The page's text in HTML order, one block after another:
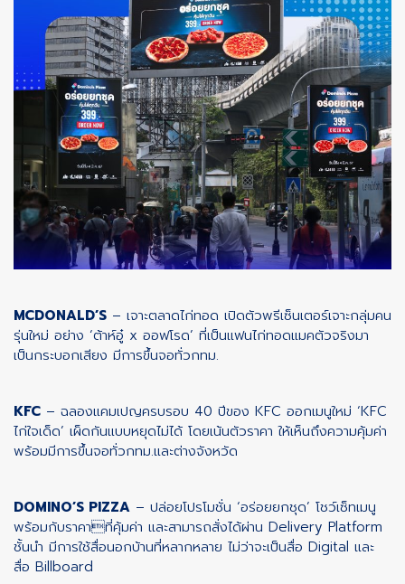
MCDONALD’S – เจาะตลาดไก่ทอด เปิดตัวพรีเซ็นเตอร์เจาะกลุ่มคน
รุ่นใหม่ อย่าง ‘ต้าห์อู๋ x ออฟโรด’ ที่เป็นแฟนไก่ทอดแมคตัวจริงมา
เป็นกระบอกเสียง มีการขึ้นจอทั่วกทม.
KFC – ฉลองแคมเปญครบรอบ 40 ปีของ KFC ออกเมนูใหม่ ‘KFC
ไก่ใจเด็ด’ เผ็ดกันแบบหยุดไม่ได้ โดยเน้นตัวราคา ให้เห็นถึงความคุ้มค่า
พร้อมมีการขึ้นจอทั่วกทม.และต่างจังหวัด
DOMINO’S PIZZA – ปล่อยโปรโมชั่น ‘อร่อยยกชุด’ โชว์เซ็ทเมนู
พร้อมกับราคาที่คุ้มค่า และสามารถสั่งได้ผ่าน Delivery Platform
ชั้นนำ มีการใช้สื่อนอกบ้านที่หลากหลาย ไม่ว่าจะเป็นสื่อ Digital และ
สื่อ Billboard